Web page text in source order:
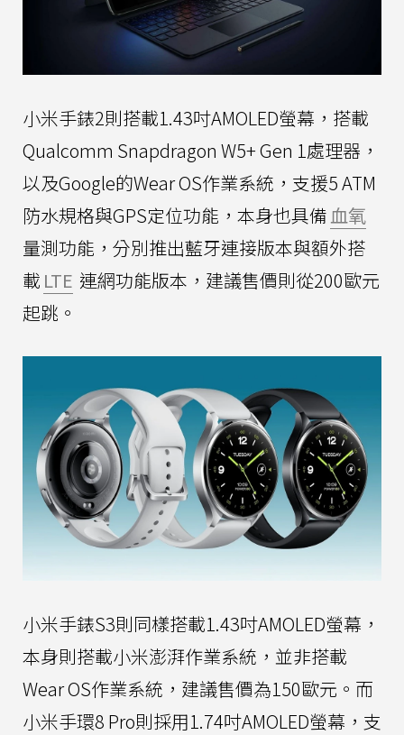
小米手錶2則搭載1.43吋AMOLED螢幕，搭載
Qualcomm Snapdragon W5+ Gen 1處理器，
以及Google的Wear OS作業系統，支援5 ATM
防水規格與GPS定位功能，本身也具備血氧
量測功能，分別推出藍牙連接版本與額外搭
載 LTE 連網功能版本，建議售價則從200歐元
起跳。
小米手錶S3則同樣搭載1.43吋AMOLED螢幕，
本身則搭載小米澎湃作業系統，並非搭載
Wear OS作業系統，建議售價為150歐元。而
小米手環8 Pro則採用1.74吋AMOLED螢幕，支